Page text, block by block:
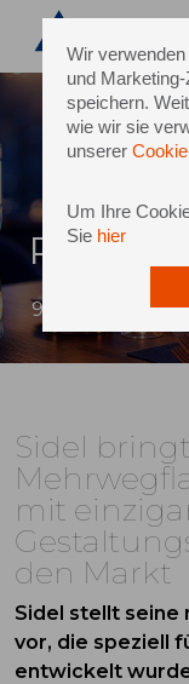
Wir
und
speichern.
wie wir sie
unserer
Um Ihre
Sie hier
9 April 2026
Sidel
mit
den Markt
Sidel stellt seine
vor, die speziell
entwickelt